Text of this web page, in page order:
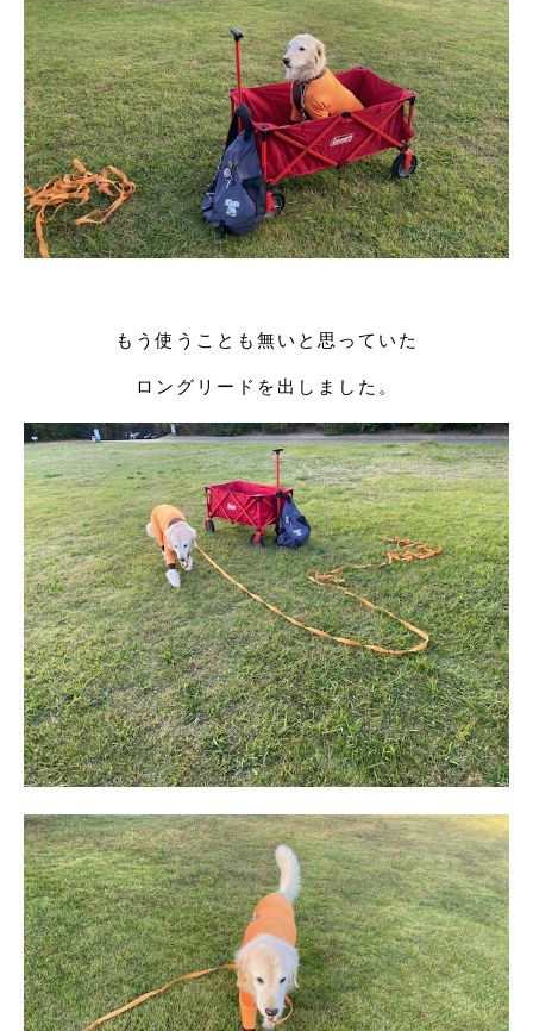
もう使うことも無いと思っていた
ロングリードを出しました。